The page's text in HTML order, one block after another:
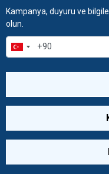
Kampanya, duyuru ve
olun.